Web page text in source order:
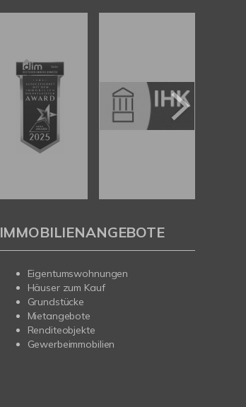
IMMOBILIENANGEBOTE
Eigentumswohnungen
Häuser zum Kauf
Grundstücke
Mietangebote
Renditeobjekte
Gewerbeimmobilien